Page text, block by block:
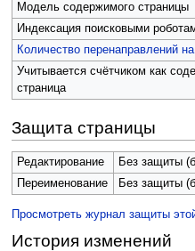
Модель содержимого страницы
Индексация поисковыми
Количество перенаправлений
Учитывается счётчиком как
страница
Защита страницы
Редактирование
Без защиты
Переименование
Без защиты
Просмотреть журнал защиты
История изменений